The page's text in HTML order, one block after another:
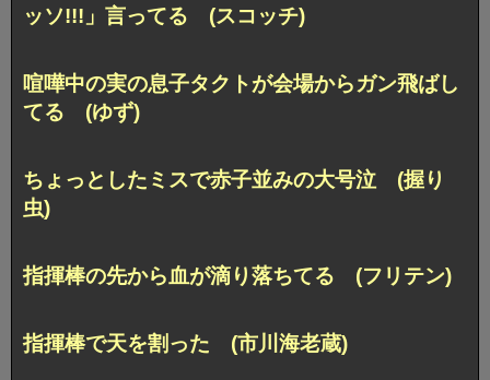
ッソ!!!」言ってる (スコッチ)
喧嘩中の実の息子タクトが会場からガン飛ばし
てる (ゆず)
ちょっとしたミスで赤子並みの大号泣 (握り
虫)
指揮棒の先から血が滴り落ちてる (フリテン)
指揮棒で天を割った (市川海老蔵)